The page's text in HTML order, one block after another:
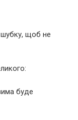
шубку, щоб не
буде